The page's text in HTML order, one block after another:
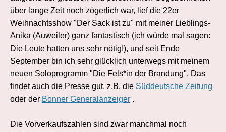
über lange Zeit noch zögerlich war, lief die 22er
Weihnachtsshow "Der Sack ist zu" mit meiner Lieblings-
Anika (Auweiler) ganz fantastisch (ich würde mal sagen:
Die Leute hatten uns sehr nötig!), und seit Ende
September bin ich sehr glücklich unterwegs mit meinem
neuen Soloprogramm "Die Fels*in der Brandung". Das
findet auch die Presse gut, z.B. die Süddeutsche Zeitung
oder der Bonner Generalanzeiger .
Die Vorverkaufszahlen sind zwar manchmal noch